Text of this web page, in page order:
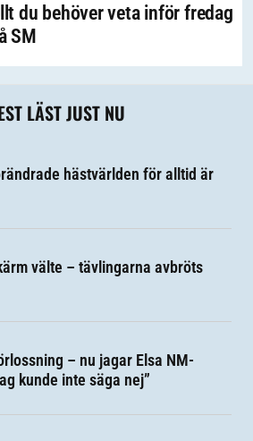
du behöver veta inför fredag
SM
LÄST JUST NU
hästvärlden för alltid är
välte – tävlingarna avbröts
– nu jagar Elsa NM-
kunde inte säga nej”